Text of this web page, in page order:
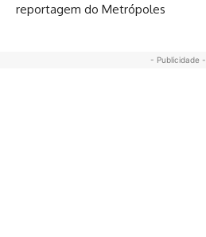
reportagem do Metrópoles
- Publicidade -